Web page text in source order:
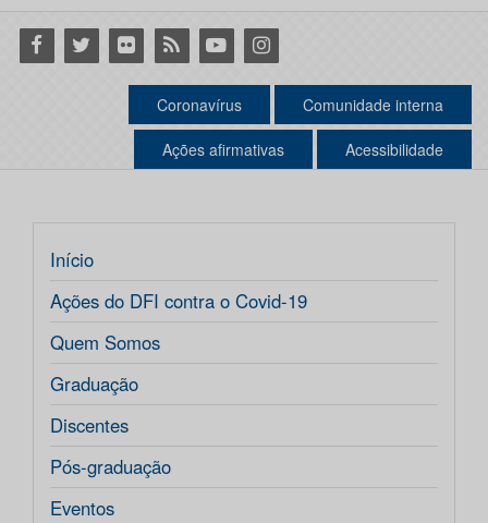
Facebook
Twitter Flickr RSS YoutubeInstagram
Coronavírus Comunidade interna
Ações afirmativas Acessibilidade
Início
Ações do DFI contra o Covid-19
Quem Somos
Graduação
Discentes
Pós-graduação
Eventos